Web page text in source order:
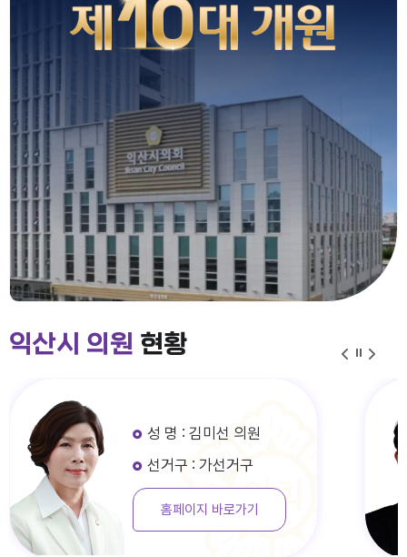
익산시 의원 현황
성 명 : 김미선 의원
선거구 : 가선거구
홈페이지 바로가기